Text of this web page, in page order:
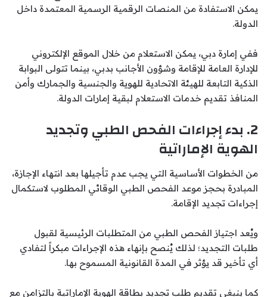
يمكن الاستفادة من المنصات الرقمية الرسمية المعتمدة داخل
الدولة.
ففي إمارة دبي، يمكن الاستعلام من خلال الموقع الإلكتروني
للإدارة العامة للإقامة وشؤون الأجانب بدبي، بينما تتولى البوابة
الذكية التابعة للهيئة الاتحادية للهوية والجنسية والجمارك وأمن
المنافذ تقديم خدمات الاستعلام لبقية إمارات الدولة.
2. بدء إجراءات الفحص الطبي وتجديد
الهوية الإماراتية
من الخطوات الأساسية التي يجب عدم تأجيلها بعد انتهاء الإجازة،
المبادرة بحجز موعد الفحص الطبي الوقائي المطلوب لاستكمال
إجراءات تجديد الإقامة.
ويُعد اجتياز الفحص الطبي من المتطلبات الرئيسية لقبول
طلبات التجديد؛ لذلك يُنصح بإنهاء هذه الإجراءات مبكراً لتفادي
أي تأخير قد يؤثر في المدة القانونية المسموح بها.
كما ينبغي تقديم طلب تجديد بطاقة الهوية الإماراتية بالتزامن مع